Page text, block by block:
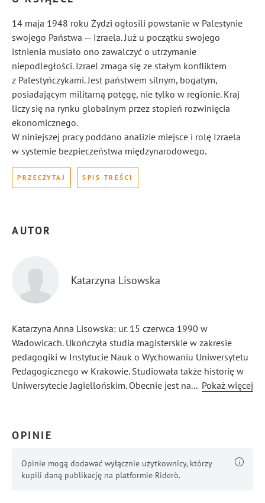
14 maja 1948 roku Żydzi ogłosili powstanie w Palestynie
swojego Państwa — Izraela. Już u początku swojego
istnienia musiało ono zawalczyć o utrzymanie
niepodległości. Izrael zmaga się ze stałym konfliktem
z Palestyńczykami. Jest państwem silnym, bogatym,
posiadającym militarną potęgę, nie tylko w regionie. Kraj
liczy się na rynku globalnym przez stopień rozwinięcia
ekonomicznego.
W niniejszej pracy poddano analizie miejsce i rolę Izraela
w systemie bezpieczeństwa międzynarodowego.
PRZECZYTAJ SPIS TREŚCI
AUTOR
Katarzyna Lisowska
Katarzyna Anna Lisowska: ur. 15 czerwca 1990 w
Wadowicach. Ukończyła studia magisterskie w zakresie
pedagogiki w Instytucie Nauk o Wychowaniu Uniwersytetu
Pedagogicznego w Krakowie. Studiowała także historię w
Uniwersytecie Jagiellońskim. Obecnie jest na IV roku
nakładem krakowskiego Wyd. Miniatura). Publikuje
... Pokaż więcej
OPINIE
Opinie mogą dodawać wyłącznie użytkownicy, którzy
kupili daną publikację na platformie Riderò.